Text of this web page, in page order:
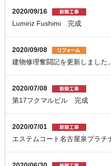
2020/09/16
Lumiriz Fushimi 完成
2020/09/08
建物修理奮闘記を更新しました。
2020/07/08
第17フクマルビル 完成
2020/07/01
エステムコート名古屋泉プラ